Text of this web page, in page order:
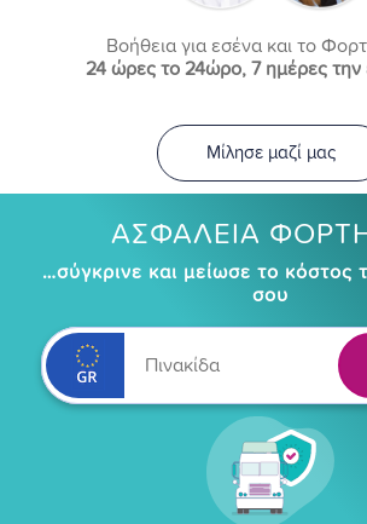
Βοήθεια για εσένα και το
24 ώρες το 24ώρο, 7 ημέρες την
Μίλησε μαζί μας
ΑΣΦΑΛΕΙΑ
…σύγκρινε και μείωσε το κόστος
σου